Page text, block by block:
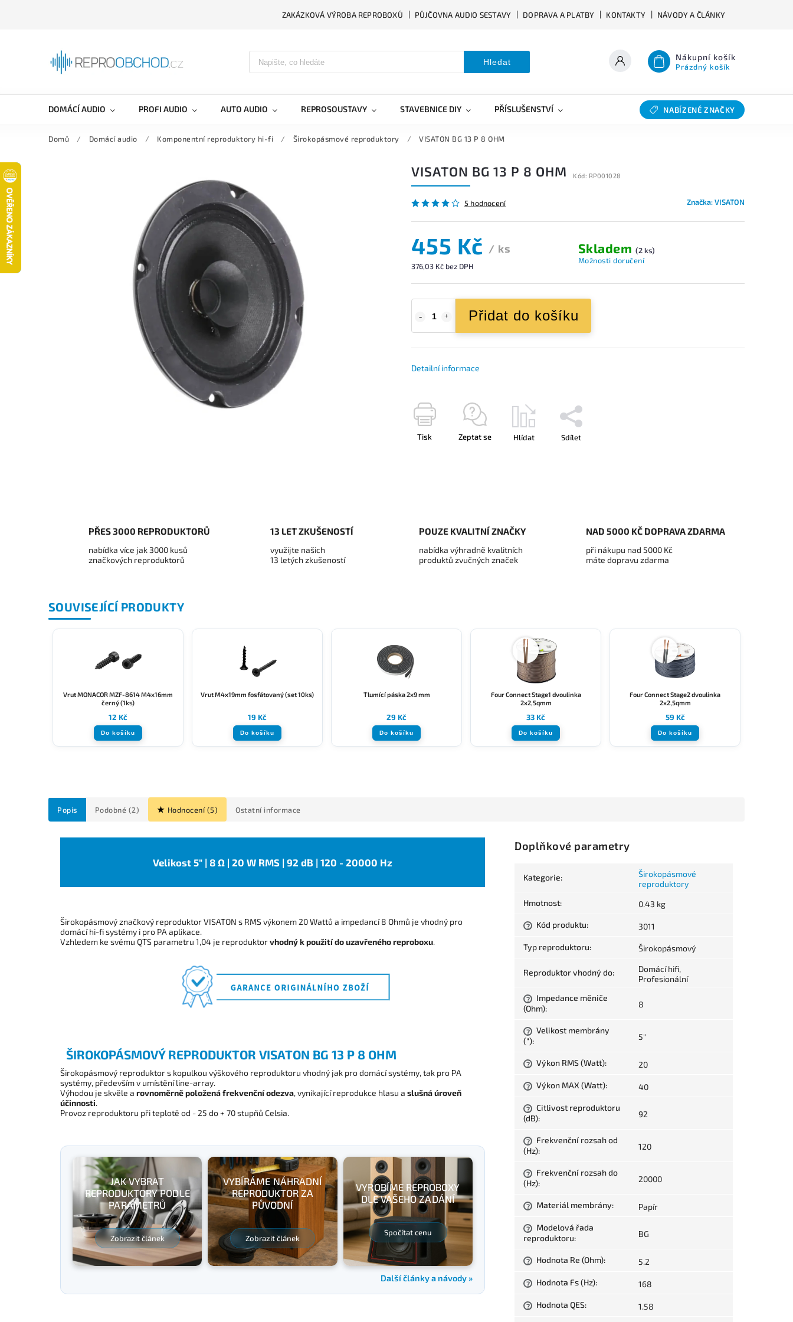
ZAKÁZKOVÁ VÝROBA REPROBOXŮ PŮJČOVNA AUDIO SESTAVY DOPRAVA A PLATBY KONTAKTY NÁVODY A ČLÁNKY
Hledat Nákupní košík
Prázdný košík
DOMÁCÍ AUDIO PROFI AUDIO AUTO AUDIO REPROSOUSTAVY STAVEBNICE DIY PŘÍSLUŠENSTVÍ SLEVY BAZAR
NABÍZENÉ ZNAČKY
Domů / Domácí audio / Komponentní reproduktory hi-fi / Širokopásmové reproduktory / VISATON BG 13 P 8 OHM
VISATON BG 13 P 8 OHM Kód: RP001028
5 hodnocení Značka:VISATON
455 Kč / ks
376,03 Kč bez DPH
Skladem (2 ks)
Možnosti doručení
Přidat do košíku
Detailní informace
Tisk Zeptat se Hlídat Sdílet
PŘES 3000 REPRODUKTORŮ
nabídka více jak 3000 kusů
značkových reproduktorů
13 LET ZKUŠENOSTÍ
využijte našich
13 letých zkušeností
POUZE KVALITNÍ ZNAČKY
nabídka výhradně kvalitních
produktů zvučných značek
NAD 5000 KČ DOPRAVA ZDARMA
při nákupu nad 5000 Kč
máte dopravu zdarma
SOUVISEJÍCÍ PRODUKTY
Vrut MONACOR MZF-8614 M4x16mm
černý (1ks)
12 Kč
Do košíku
Vrut M4x19mm fosfátovaný (set 10ks)
19 Kč
Do košíku
Tlumící páska 2x9 mm
29 Kč
Do košíku
Four Connect Stage1 dvoulinka
2x2,5qmm
33 Kč
Do košíku
Four Connect Stage2 dvoulinka
2x2,5qmm
59 Kč
Do košíku
Popis Podobné (2) Hodnocení (5) Ostatní informace
Velikost 5" | 8 Ω | 20 W RMS | 92 dB | 120 - 20000 Hz
Širokopásmový značkový reproduktor VISATON s RMS výkonem 20 Wattů a impedancí 8 Ohmů je vhodný pro
domácí hi-fi systémy i pro PA aplikace.
Vzhledem ke svému QTS parametru 1,04 je reproduktorvhodný k použití do uzavřeného reproboxu.
ŠIROKOPÁSMOVÝ REPRODUKTOR VISATON BG 13 P 8 OHM
Širokopásmový reproduktor s kopulkou výškového reproduktoru vhodný jak pro domácí systémy, tak pro PA
systémy, především v umístění line-array.
Výhodou je skvěle a rovnoměrně položená frekvenční odezva, vynikající reprodukce hlasu a slušná úroveň
účinnosti.
Provoz reproduktoru při teplotě od - 25 do + 70 stupňů Celsia.
JAK VYBRAT
REPRODUKTORY PODLE
PARAMETRŮ
Zobrazit článek
VYBÍRÁME NÁHRADNÍ
REPRODUKTOR ZA
PŮVODNÍ
Zobrazit článek
VYROBÍME REPROBOXY
DLE VAŠEHO ZADÁNÍ
Spočítat cenu
Další články a návody »
Doplňkové parametry
Kategorie:
Širokopásmové
reproduktory
Hmotnost: 0.43 kg
? Kód produktu: 3011
Typ reproduktoru: Širokopásmový
Reproduktor vhodný do:
Domácí hifi,
Profesionální
?
Impedance měniče
(Ohm): 8
?
Velikost membrány
("): 5"
? Výkon RMS (Watt): 20
? Výkon MAX (Watt): 40
?
Citlivost reproduktoru
(dB): 92
?
Frekvenční rozsah od
(Hz): 120
?
Frekvenční rozsah do
(Hz): 20000
? Materiál membrány: Papír
?
Modelová řada
reproduktoru: BG
? Hodnota Re (Ohm): 5.2
? Hodnota Fs (Hz): 168
? Hodnota QES: 1.58